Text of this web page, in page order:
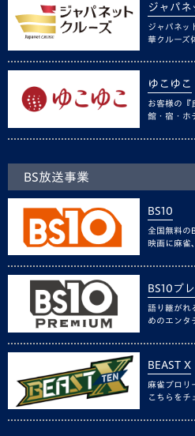
ジャパネ
ジャパネッ
華クルーズ
ゆこゆこ
お客様の『
館・宿・ホ
BS放送事業
BS10
全国無料の
映画に麻雀
BS10プ
語り継がれ
めのエンタ
BEAST X
麻雀プロリ
こちらをチ